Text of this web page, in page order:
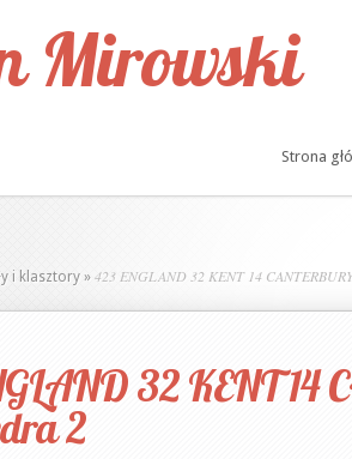
Mirowski
Strona
i klasztory » 423 ENGLAND 32 KENT 14
32 KENT 14
2